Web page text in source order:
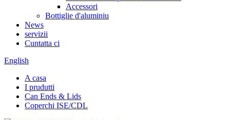
Accessori
Bottiglie d'aluminiu
News
servizii
Cuntatta ci
English
A casa
I prudutti
Can Ends & Lids
Coperchi ISE/CDL